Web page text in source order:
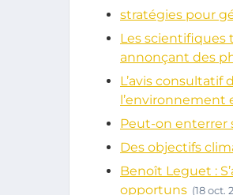
stratégies pour
Les scientifiques
annonçant des
L’avis
l’environnement
Peut-on enterrer
Des objectifs
Benoît Leguet :
opportuns (18 oct.